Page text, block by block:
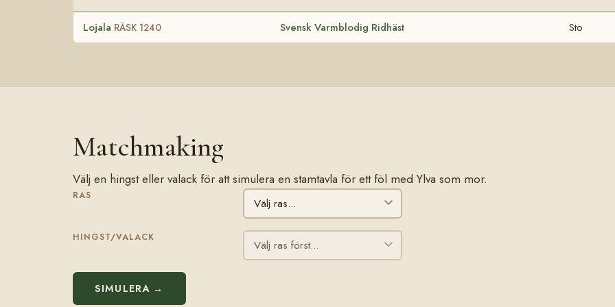
Lojala RÄSK 1240 Svensk Varmblodig Ridhäst Sto
Matchmaking
Välj en hingst eller valack för att simulera en stamtavla för ett föl med Ylva som mor.
RAS
HINGST/VALACK
SIMULERA →